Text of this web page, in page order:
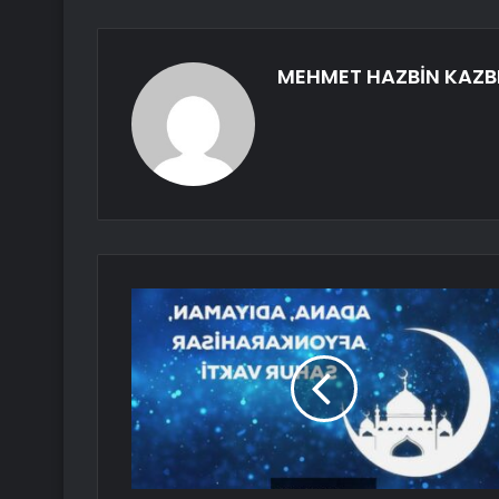
MEHMET HAZBİN